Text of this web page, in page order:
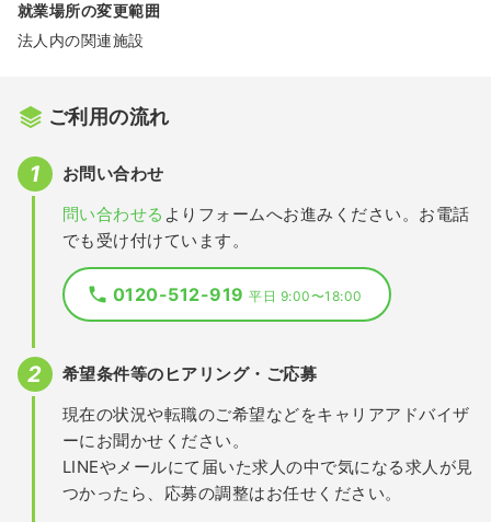
就業場所の変更範囲
法人内の関連施設
ご利用の流れ
お問い合わせ
問い合わせる よりフォームへお進みください。お電話
でも受け付けています。
0120-512-919平日 9:00〜18:00
希望条件等のヒアリング・ご応募
現在の状況や転職のご希望などをキャリアアドバイザ
ーにお聞かせください。
LINEやメールにて届いた求人の中で気になる求人が見
つかったら、応募の調整はお任せください。